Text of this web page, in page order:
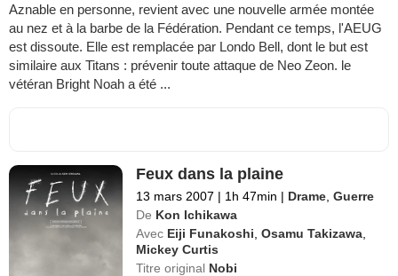
Aznable en personne, revient avec une nouvelle armée montée
au nez et à la barbe de la Fédération. Pendant ce temps, l'AEUG
est dissoute. Elle est remplacée par Londo Bell, dont le but est
similaire aux Titans : prévenir toute attaque de Neo Zeon. le
vétéran Bright Noah a été ...
Feux dans la plaine
13 mars 2007 | 1h 47min | Drame ,Guerre
De Kon Ichikawa
Avec Eiji Funakoshi ,Osamu Takizawa
Mickey Curtis
Titre original Nobi